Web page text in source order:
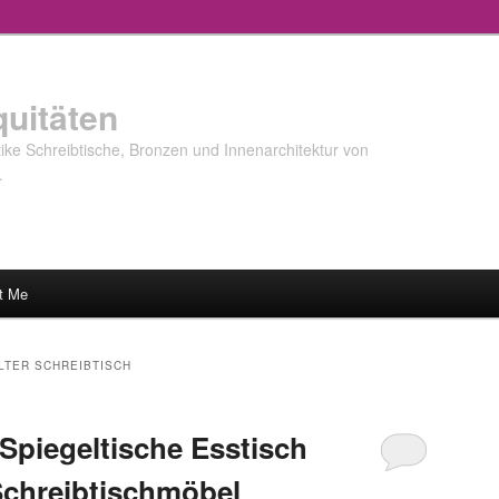
Schreibtische, Bronzen und Innenarchitektur von
Me
SCHREIBTISCH
Esstisch